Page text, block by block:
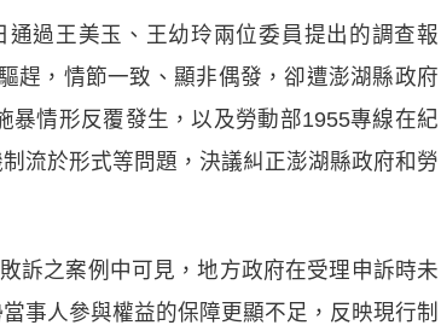
過王美玉、王幼玲兩位委員提出的調查報
趕，情節一致、顯非偶發，卻遭澎湖縣政府
情形反覆發生，以及勞動部1955專線在紀
流於形式等問題，決議糾正澎湖縣政府和勞
訴之案例中可見，地方政府在受理申訴時未
事人參與權益的保障更顯不足，反映現行制